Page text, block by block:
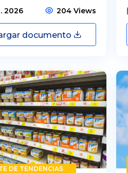
2026 204 Views
documento
DE TENDENCIAS